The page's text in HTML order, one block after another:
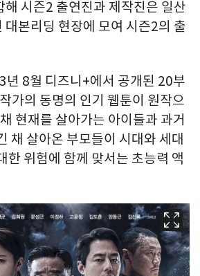
해 시즌2 출연진과 제작진은 일산
대본리딩 현장에 모여 시즌2의 출
8월 디즈니+에서 공개된 20부
가의 동명의 인기 웹툰이 원작으
현재를 살아가는 아이들과 과거
채 살아온 부모들이 시대와 세대
한 위험에 함께 맞서는 초능력 액